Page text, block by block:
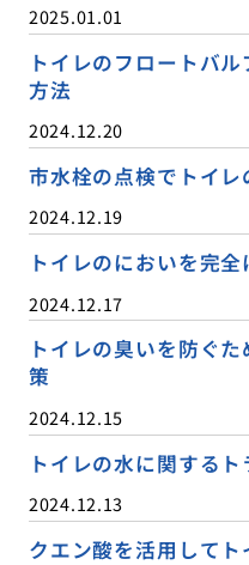
2025.01.01
トイレのフロートバ
方法
2024.12.20
市水栓の点検でトイ
2024.12.19
トイレのにおいを完
2024.12.17
トイレの臭いを防ぐ
策
2024.12.15
トイレの水に関する
2024.12.13
クエン酸を活用して